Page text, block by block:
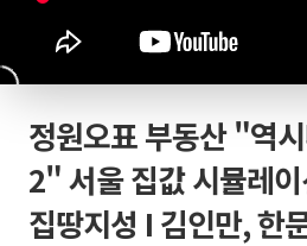
정원오표 부동산 "역
2" 서울 집값 시뮬레
집땅지성 I 김인만, 한